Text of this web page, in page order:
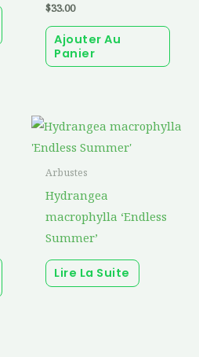
être
choisies
$33.00
Ajouter Au
Panier
Arbustes
Hydrangea
macrophylla ‘Endless
Summer’
Lire La Suite